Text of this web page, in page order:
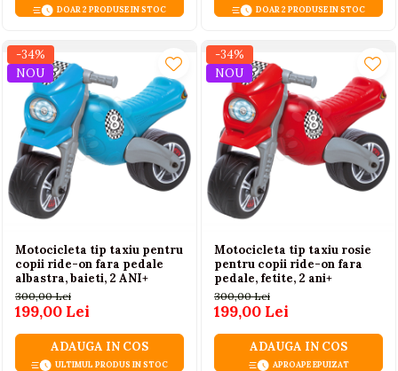
DOAR 2 PRODUSE IN STOC DOAR 2 PRODUSE IN STOC
-34%
NOU
Motocicleta tip taxiu pentru
copii ride-on fara pedale
albastra, baieti, 2 ANI+
300,00 Lei
199,00 Lei
ADAUGA IN COS
ULTIMUL PRODUS IN STOC
-34%
NOU
Motocicleta tip taxiu rosie
pentru copii ride-on fara
pedale, fetite, 2 ani+
300,00 Lei
199,00 Lei
ADAUGA IN COS
APROAPE EPUIZAT